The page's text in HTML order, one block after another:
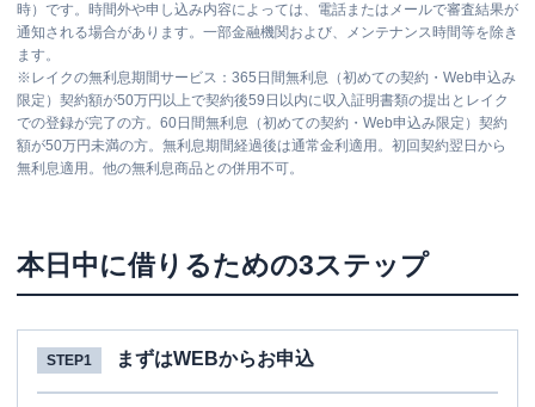
時）です。時間外や申し込み内容によっては、電話またはメールで審査結果が
通知される場合があります。一部金融機関および、メンテナンス時間等を除き
ます。
※ レイクの無利息期間サービス：365日間無利息（初めての契約・Web申込み
限定）契約額が50万円以上で契約後59日以内に収入証明書類の提出とレイク
での登録が完了の方。60日間無利息（初めての契約・Web申込み限定）契約
額が50万円未満の方。無利息期間経過後は通常金利適用。初回契約翌日から
無利息適用。他の無利息商品との併用不可。
本日中に借りるための3ステップ
STEP1 まずはWEBからお申込